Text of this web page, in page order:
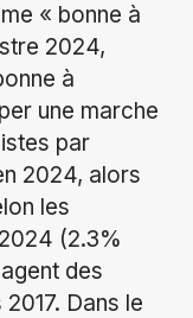
« bonne à
2024,
à
une marche
par
2024, alors
les
(2.3%
des
Dans le